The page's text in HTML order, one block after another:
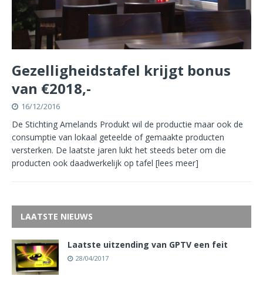
Gezelligheidstafel krijgt bonus
van €2018,-
16/12/2016
De Stichting Amelands Produkt wil de productie maar ook de
consumptie van lokaal geteelde of gemaakte producten
versterken. De laatste jaren lukt het steeds beter om die
producten ook daadwerkelijk op tafel [lees meer]
LAATSTE NIEUWS
Laatste uitzending van GPTV een feit
28/04/2017